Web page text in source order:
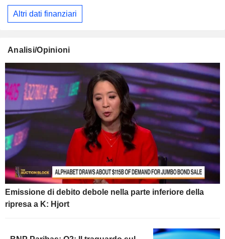
Altri dati finanziari
Analisi/Opinioni
Emissione di debito debole nella parte inferiore della
ripresa a K: Hjort